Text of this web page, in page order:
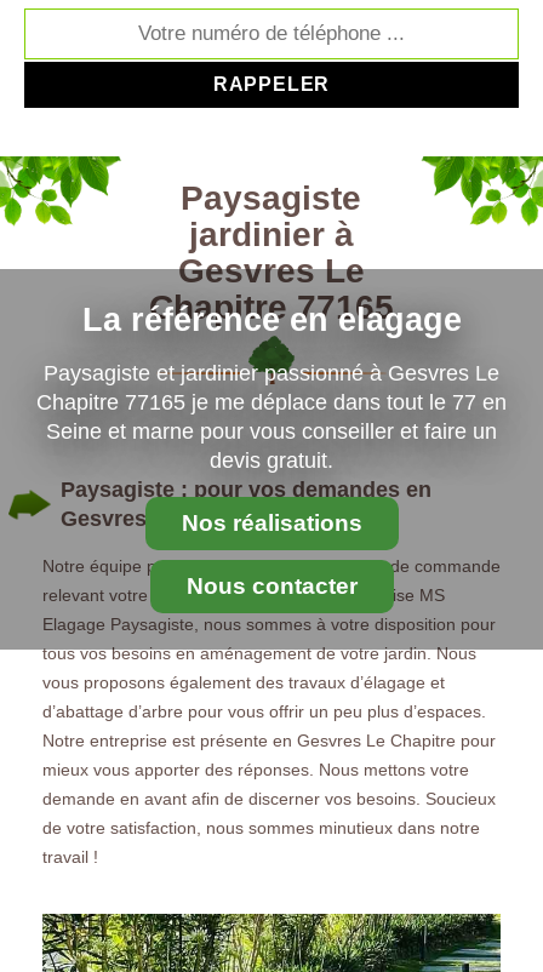
La référence en elagage
Paysagiste et jardinier passionné à Gesvres Le
Chapitre 77165 je me déplace dans tout le 77 en
Seine et marne pour vous conseiller et faire un
devis gratuit.
Nos réalisations
Nous contacter
Paysagiste
jardinier à
Gesvres Le
Chapitre 77165
Paysagiste : pour vos demandes en
Gesvres Le Chapitre
Notre équipe peut répondre à tous vos types de commande
relevant votre demande en jardinage. Entreprise MS
Elagage Paysagiste, nous sommes à votre disposition pour
tous vos besoins en aménagement de votre jardin. Nous
vous proposons également des travaux d’élagage et
d’abattage d’arbre pour vous offrir un peu plus d’espaces.
Notre entreprise est présente en Gesvres Le Chapitre pour
mieux vous apporter des réponses. Nous mettons votre
demande en avant afin de discerner vos besoins. Soucieux
de votre satisfaction, nous sommes minutieux dans notre
travail !